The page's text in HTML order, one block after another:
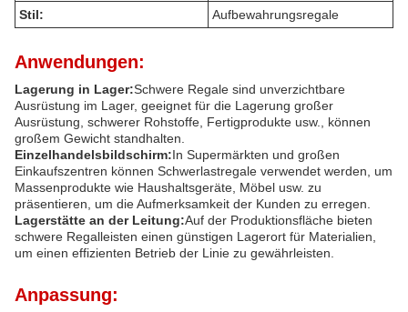
Stil:
Aufbewahrungsregale
Anwendungen:
Lagerung in Lager:Schwere Regale sind unverzichtbare
Ausrüstung im Lager, geeignet für die Lagerung großer
Ausrüstung, schwerer Rohstoffe, Fertigprodukte usw., können
großem Gewicht standhalten.
Einzelhandelsbildschirm:In Supermärkten und großen
Einkaufszentren können Schwerlastregale verwendet werden, um
Massenprodukte wie Haushaltsgeräte, Möbel usw. zu
präsentieren, um die Aufmerksamkeit der Kunden zu erregen.
Lagerstätte an der Leitung:Auf der Produktionsfläche bieten
schwere Regalleisten einen günstigen Lagerort für Materialien,
um einen effizienten Betrieb der Linie zu gewährleisten.
Anpassung: